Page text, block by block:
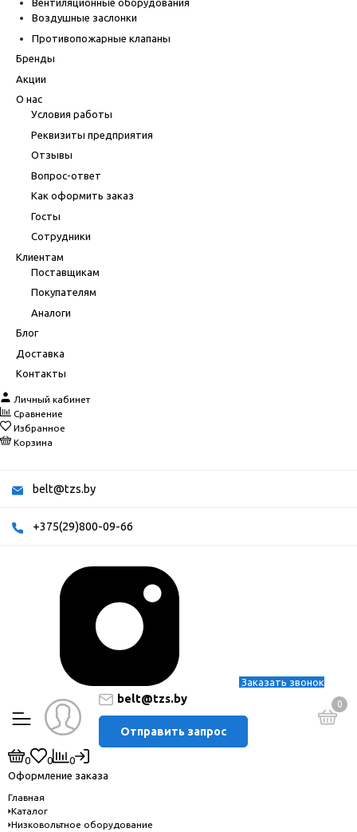
Вентиляционные оборудования
Воздушные заслонки
Противопожарные клапаны
Бренды
Акции
О нас
Условия работы
Реквизиты предприятия
Отзывы
Вопрос-ответ
Как оформить заказ
Госты
Сотрудники
Клиентам
Поставщикам
Покупателям
Аналоги
Блог
Доставка
Контакты
Личный кабинет
Сравнение
Избранное
Корзина
belt@tzs.by
+375(29)800-09-66
Заказать звонок
belt@tzs.by
Отправить запрос
0
0 0
0
Оформление заказа
Главная
Каталог
Низковольтное оборудование